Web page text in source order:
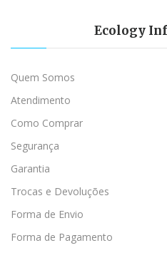
Ecology
Quem Somos
Atendimento
Como Comprar
Segurança
Garantia
Trocas e Devoluções
Forma de Envio
Forma de Pagamento